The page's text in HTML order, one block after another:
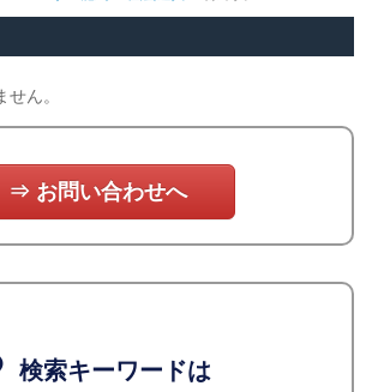
ん。
⇒ お問い合わせへ
検索キーワードは